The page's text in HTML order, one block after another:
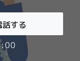
話する